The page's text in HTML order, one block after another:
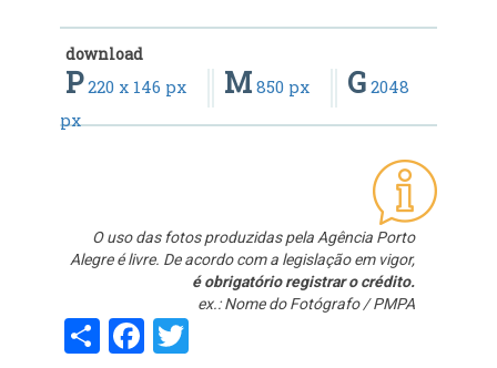
download
P220 x 146 px M 850 px G 2048
px
O uso das fotos produzidas pela Agência Porto
Alegre é livre. De acordo com a legislação em vigor,
é obrigatório registrar o crédito.
ex.: Nome do Fotógrafo / PMPA
ShareFacebook